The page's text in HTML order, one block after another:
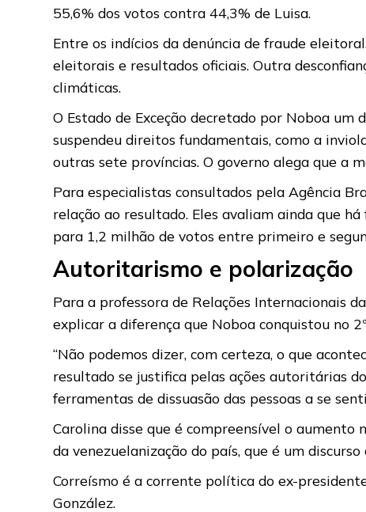
55,6% dos votos contra 44,3% de Luisa.
Entre os indícios da denúncia de fraude
eleitorais e resultados oficiais. Outra
climáticas.
O Estado de Exceção decretado por Noboa
suspendeu direitos fundamentais, como a
outras sete províncias. O governo alega que a
Para especialistas consultados pela Agência
relação ao resultado. Eles avaliam ainda que
para 1,2 milhão de votos entre primeiro e
Autoritarismo e polarização
Para a professora de Relações Internacionais
explicar a diferença que Noboa conquistou no
“Não podemos dizer, com certeza, o que
resultado se justifica pelas ações autoritárias
ferramentas de dissuasão das pessoas a se
Carolina disse que é compreensível o aumento
da venezuelanização do país, que é um
Correísmo é a corrente política do ex-
González.